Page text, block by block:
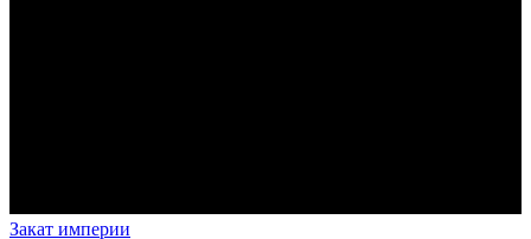
Закат империи